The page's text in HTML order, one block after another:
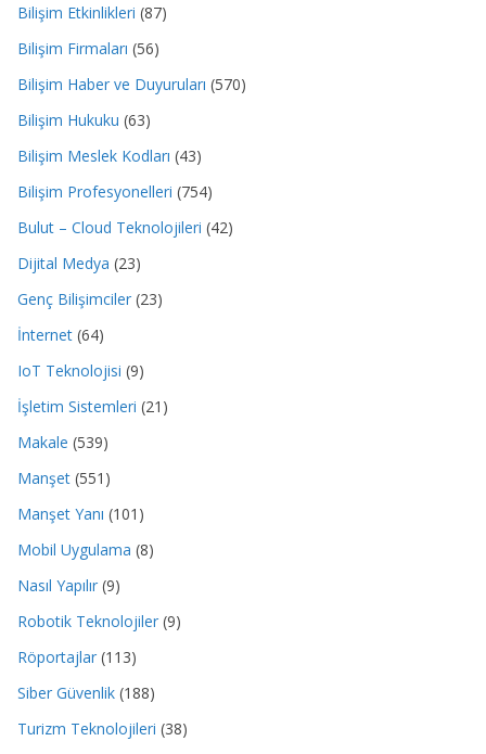
Bilişim Etkinlikleri (87)
Bilişim Firmaları (56)
Bilişim Haber ve Duyuruları (570)
Bilişim Hukuku (63)
Bilişim Meslek Kodları (43)
Bilişim Profesyonelleri (754)
Bulut – Cloud Teknolojileri (42)
Dijital Medya (23)
Genç Bilişimciler (23)
İnternet (64)
IoT Teknolojisi (9)
İşletim Sistemleri (21)
Makale (539)
Manşet (551)
Manşet Yanı (101)
Mobil Uygulama (8)
Nasıl Yapılır (9)
Robotik Teknolojiler (9)
Röportajlar (113)
Siber Güvenlik (188)
Turizm Teknolojileri (38)